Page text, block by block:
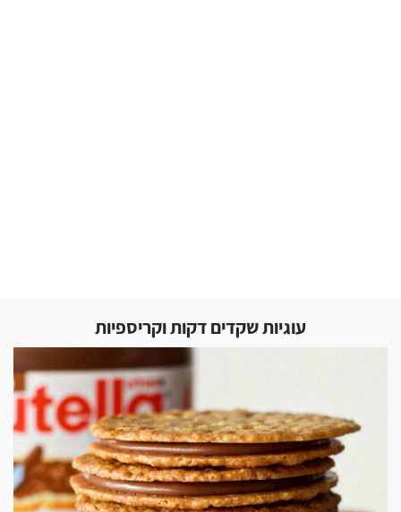
עוגיות שקדים דקות וקריספיות